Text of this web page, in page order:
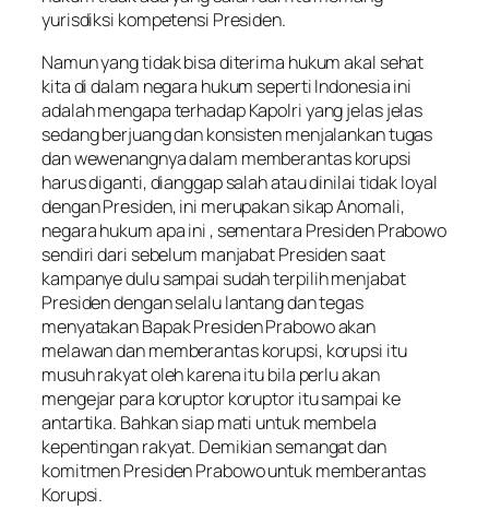
yurisdiksi kompetensi Presiden.
Namun yang tidak bisa diterima hukum akal sehat
kita di dalam negara hukum seperti Indonesia ini
adalah mengapa terhadap Kapolri yang jelas jelas
sedang berjuang dan konsisten menjalankan tugas
dan wewenangnya dalam memberantas korupsi
harus diganti, dianggap salah atau dinilai tidak loyal
dengan Presiden, ini merupakan sikap Anomali,
negara hukum apa ini , sementara Presiden Prabowo
sendiri dari sebelum manjabat Presiden saat
kampanye dulu sampai sudah terpilih menjabat
Presiden dengan selalu lantang dan tegas
menyatakan Bapak Presiden Prabowo akan
melawan dan memberantas korupsi, korupsi itu
musuh rakyat oleh karena itu bila perlu akan
mengejar para koruptor koruptor itu sampai ke
antartika. Bahkan siap mati untuk membela
kepentingan rakyat. Demikian semangat dan
komitmen Presiden Prabowo untuk memberantas
Korupsi.